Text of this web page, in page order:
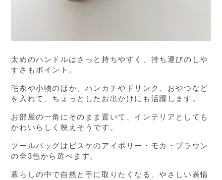
太めのハンドルはさっと持ちやすく、持ち運びのしや
すさもポイント。
毛糸や小物のほか、ハンカチやドリンク、おやつなど
を入れて、ちょっとしたお出かけにも活躍します。
お部屋の一角にそのまま置いて、インテリアとしても
かわいらしく映えそうです。
ツールバッグはビスケのアイボリー・モカ・ブラウン
の全3色から選べます。
暮らしの中で自然と手に取りたくなる、やさしい表情